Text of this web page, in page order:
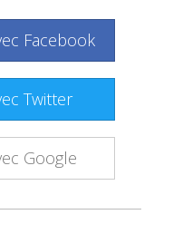
Facebook
Twitter
Google